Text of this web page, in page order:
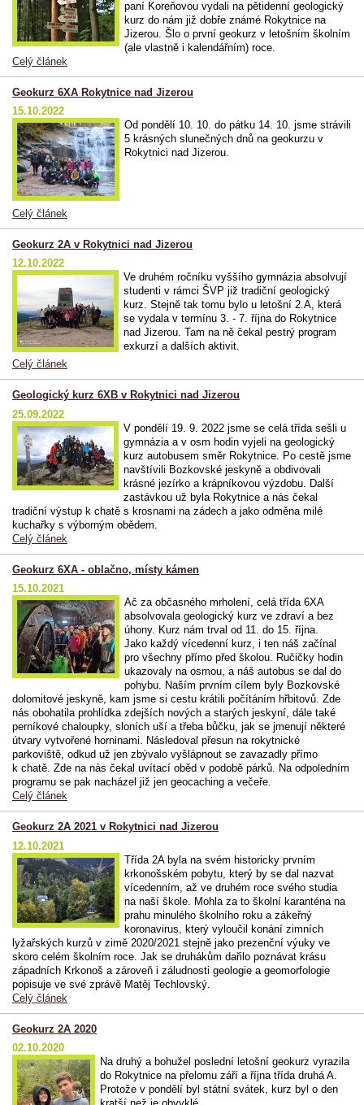
paní Koreňovou vydali na pětidenní geologický
kurz do nám již dobře známé Rokytnice na
Jizerou. Šlo o první geokurz v letošním školním
(ale vlastně i kalendářním) roce.
Celý článek
Geokurz 6XA Rokytnice nad Jizerou
15.10.2022
Od pondělí 10. 10. do pátku 14. 10. jsme strávili
5 krásných slunečných dnů na geokurzu v
Rokytnici nad Jizerou.
Celý článek
Geokurz 2A v Rokytnici nad Jizerou
12.10.2022
Ve druhém ročníku vyššího gymnázia absolvují
studenti v rámci ŠVP již tradiční geologický
kurz. Stejně tak tomu bylo u letošní 2.A, která
se vydala v termínu 3. - 7. října do Rokytnice
nad Jizerou. Tam na ně čekal pestrý program
exkurzí a dalších aktivit.
Celý článek
Geologický kurz 6XB v Rokytnici nad Jizerou
25.09.2022
V pondělí 19. 9. 2022 jsme se celá třída sešli u
gymnázia a v osm hodin vyjeli na geologický
kurz autobusem směr Rokytnice. Po cestě jsme
navštívili Bozkovské jeskyně a obdivovali
krásné jezírko a krápníkovou výzdobu.
Další
zastávkou už byla Rokytnice a nás čekal
tradiční výstup k chatě s krosnami na zádech a jako odměna milé
kuchařky s výborným obědem.
Celý článek
Geokurz 6XA - oblačno, místy kámen
15.10.2021
Ač za občasného mrholení, celá třída 6XA
absolvovala geologický kurz ve zdraví a bez
úhony. Kurz nám trval od 11. do 15. října.
Jako každý vícedenní kurz, i ten náš začínal
pro všechny přímo před školou. Ručičky hodin
ukazovaly na osmou, a náš autobus se dal do
pohybu. Naším prvním cílem byly Bozkovské
dolomitové jeskyně, kam jsme si cestu krátili počítáním hřbitovů. Zde
nás obohatila prohlídka zdejších nových a starých jeskyní, dále také
perníkové chaloupky, sloních uší a třeba bůčku, jak se jmenují některé
útvary vytvořené horninami. Následoval přesun na rokytnické
parkoviště, odkud už jen zbývalo vyšlápnout se zavazadly přímo
k chatě. Zde na nás čekal uvítací oběd v podobě párků. Na odpoledním
programu se pak nacházel již jen geocaching a večeře.
Celý článek
Geokurz 2A 2021 v Rokytnici nad Jizerou
12.10.2021
Třída 2A byla na svém historicky prvním
krkonošském pobytu, který by se dal nazvat
vícedenním, až ve druhém roce svého studia
na naší škole. Mohla za to školní karanténa na
prahu minulého školního roku a zákeřný
koronavirus, který vyloučil konání zimních
lyžařských kurzů v zimě 2020/2021 stejně jako prezenční výuky ve
skoro celém školním roce. Jak se druhákům dařilo poznávat krásu
západních Krkonoš a zároveň i záludnosti geologie a geomorfologie
popisuje ve své zprávě Matěj Techlovský.
Celý článek
Geokurz 2A 2020
02.10.2020
Na druhý a bohužel poslední letošní geokurz vyrazila
do Rokytnice na přelomu září a října třída druhá A.
Protože v pondělí byl státní svátek, kurz byl o den